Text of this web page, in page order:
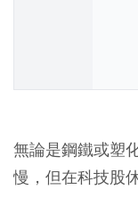
無論是鋼鐵或塑
慢，但在科技股